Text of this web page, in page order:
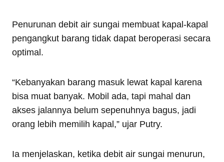
Penurunan debit air sungai membuat kapal-kapal
pengangkut barang tidak dapat beroperasi secara
optimal.
“Kebanyakan barang masuk lewat kapal karena
bisa muat banyak. Mobil ada, tapi mahal dan
akses jalannya belum sepenuhnya bagus, jadi
orang lebih memilih kapal,” ujar Putry.
Ia menjelaskan, ketika debit air sungai menurun,